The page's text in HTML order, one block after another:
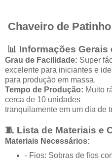
Chaveiro de
📊 Informações Gerais
Grau de Facilidade: Super
excelente para iniciantes e
para produção em massa.
Tempo de Produção: Muito
cerca de 10 unidades
tranquilamente em um dia de
🧵 Lista de Materiais e
Materiais Necessários:
- Fios: Sobras de fios